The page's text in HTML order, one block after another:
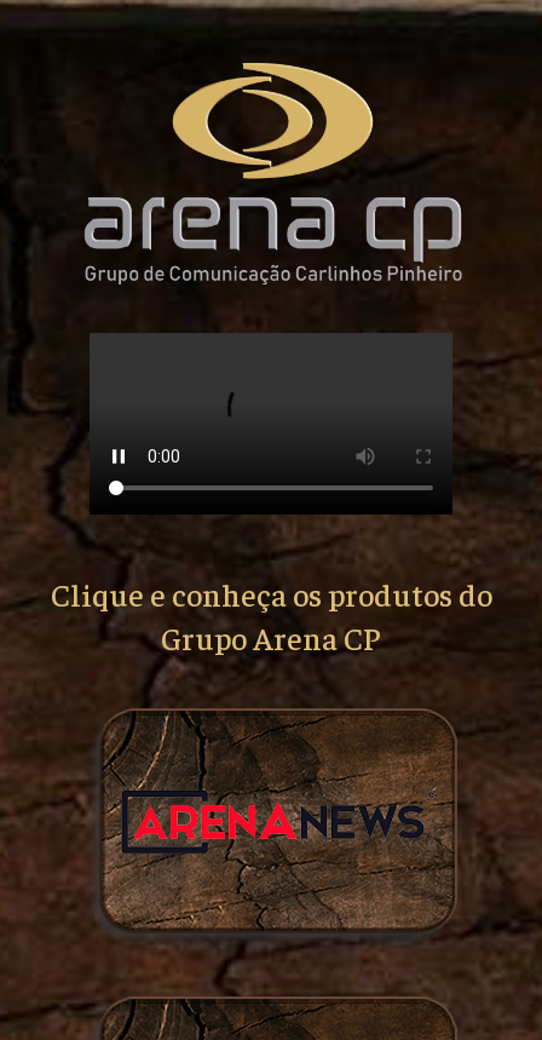
Clique e conheça os produtos do
Grupo Arena CP